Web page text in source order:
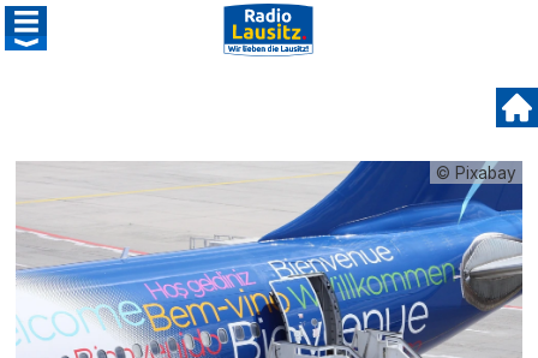
© Pixabay